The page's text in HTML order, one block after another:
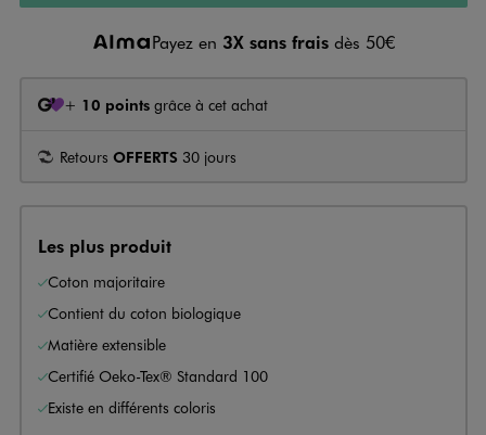
Payez en 3X sans frais dès 50€
+ 10 points grâce à cet achat
Retours OFFERTS 30 jours
Les plus produit
Coton majoritaire
Contient du coton biologique
Matière extensible
Certifié Oeko-Tex® Standard 100
Existe en différents coloris